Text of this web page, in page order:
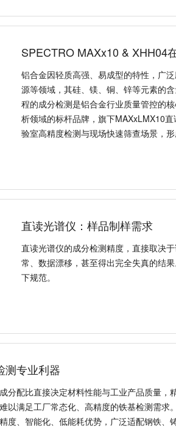
SPECTRO MAXx10 & XHH04
铝合金因轻质高强、易成型的特性，广
源等领域，其硅、镁、铜、锌等元素的
程的成分检测是铝合金行业质量管控的
析领域的标杆品牌，旗下MAXxLMX10
验室高精度检测与现场快速筛查场景，
直读光谱仪：样品制样需求
直读光谱仪的成分检测精度，直接取决
常、数据漂移，甚至得出完全失真的结
下规范。
SPECTRO M.01：铁基材料成
铁基材料是现代制造业的核心基础原料
精准的成分检测是工业质检的关键环节
高，难以满足工厂常态化、高精度的铁